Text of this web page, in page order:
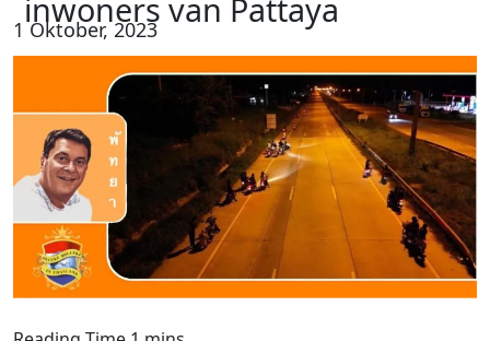
inwoners van Pattaya
1 Oktober, 2023